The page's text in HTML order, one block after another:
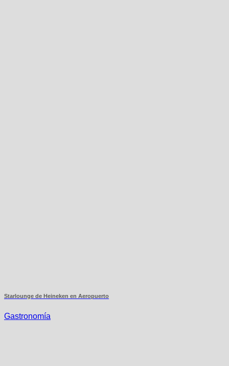
Starlounge de Heineken en Aeropuerto
Gastronomía